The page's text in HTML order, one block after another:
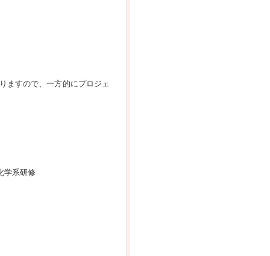
ますので、一方的にプロジェ
学系研修